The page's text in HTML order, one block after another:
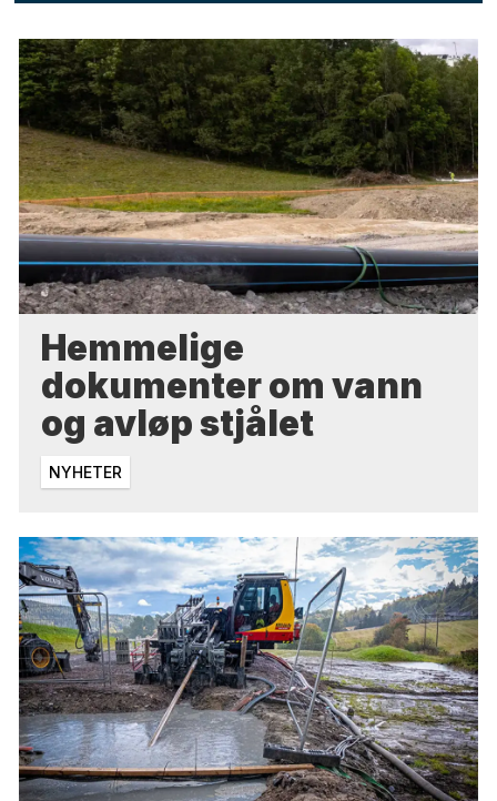
Hemmelige
dokumenter om vann
og avløp stjålet
NYHETER